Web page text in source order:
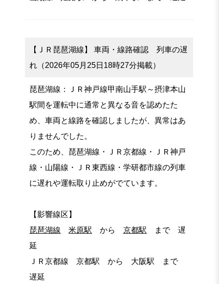
【ＪＲ琵琶湖線】 車両・線路確認 列車の遅
れ（2026年05月25日18時27分掲載）
琵琶湖線：ＪＲ神戸線甲南山手駅～摂津本山
駅間を運転中に通常と異なる音を認めたた
め、車両と線路を確認しましたが、異常はあ
りませんでした。
このため、琵琶湖線・ＪＲ京都線・ＪＲ神戸
線・山陽線・ＪＲ東西線・学研都市線の列車
に遅れや運転取り止めがでています。
【影響線区】
琵琶湖線
米原駅 から京都駅 まで 遅
延
ＪＲ京都線 京都駅 から 大阪駅 まで
遅延